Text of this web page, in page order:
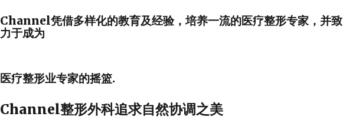
Channel凭借多样化的教育及经验，培养一流的医疗整形专家，并致
力于成为
医疗整形业专家的摇篮.
Channel整形外科追求自然协调之美